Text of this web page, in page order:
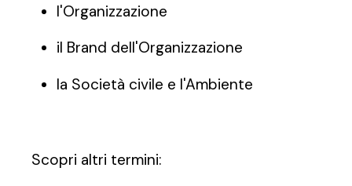
l'Organizzazione
il Brand dell'Organizzazione
la Società civile e l'Ambiente
Scopri altri termini: